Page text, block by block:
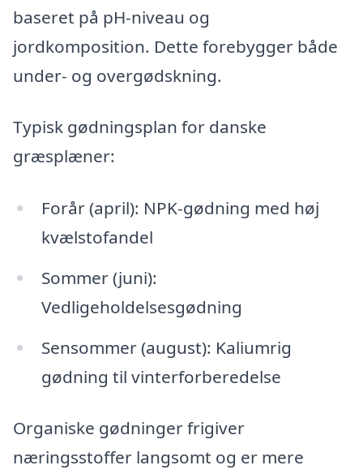
baseret på pH-niveau og
jordkomposition. Dette forebygger både
under- og overgødskning.
Typisk gødningsplan for danske
græsplæner:
Forår (april): NPK-gødning med høj
kvælstofandel
Sommer (juni):
Vedligeholdelsesgødning
Sensommer (august): Kaliumrig
gødning til vinterforberedelse
Organiske gødninger frigiver
næringsstoffer langsomt og er mere